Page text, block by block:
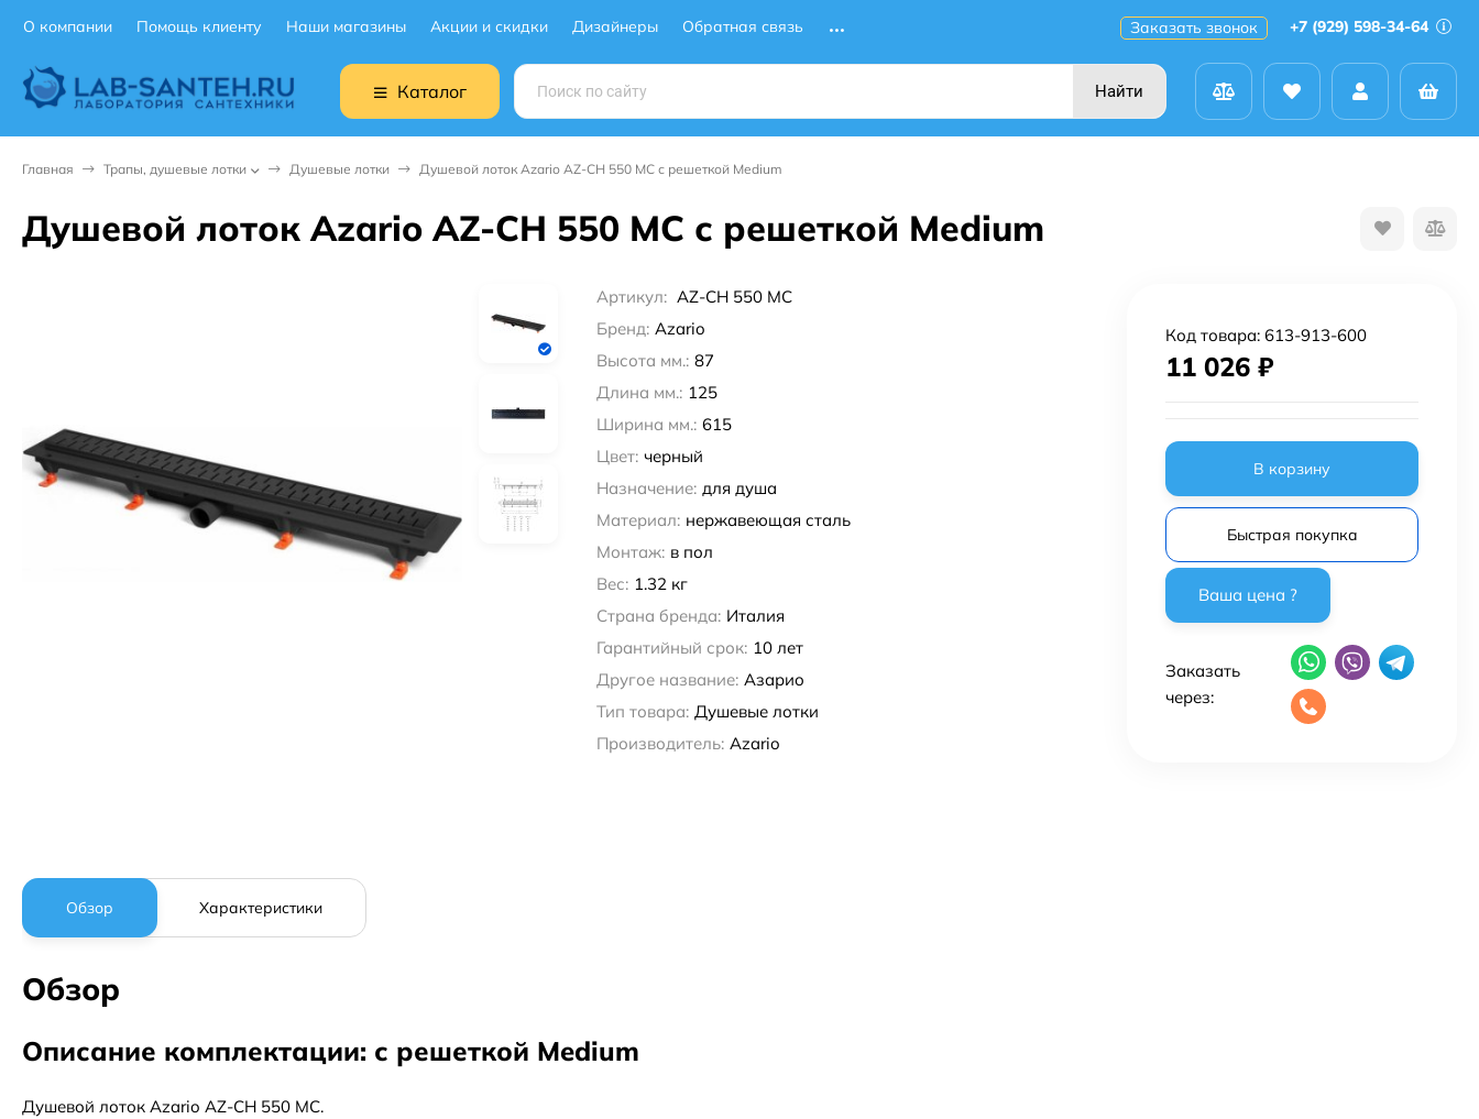
О компании Помощь клиенту Наши магазины Акции и скидки Дизайнеры Обратная связь Заказать звонок +7 (929) 598-34-64
Каталог Найти
Главная Трапы, душевые лотки Душевые лотки Душевой лоток Azario AZ-CH 550 MC с решеткой Medium
Душевой лоток Azario AZ-CH 550 MC с решеткой Medium
Артикул: AZ-CH 550 MC
Бренд: Azario
Высота мм.: 87
Длина мм.: 125
Ширина мм.: 615
Цвет: черный
Назначение: для душа
Материал: нержавеющая сталь
Монтаж: в пол
Вес: 1.32 кг
Страна бренда: Италия
Гарантийный срок: 10 лет
Другое название: Азарио
Тип товара: Душевые лотки
Производитель: Azario
Код товара: 613-913-600
11 026 ₽
В корзину
Быстрая покупка
Заказать
через:
Обзор Характеристики
Обзор
Описание комплектации: с решеткой Medium
Душевой лоток Azario AZ-CH 550 MC.